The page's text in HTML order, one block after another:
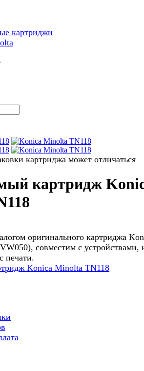
картриджи
картриджа может отличаться
картридж
оригинального картриджа
совместим с устройствами,
печати.
Konica Minolta TN118